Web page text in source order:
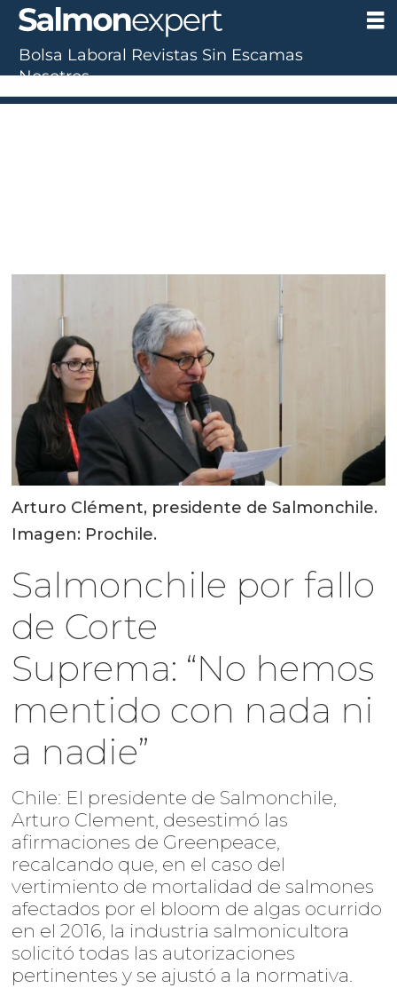
Arturo Clément, presidente de Salmonchile.
Imagen: Prochile.
Salmonchile por fallo
de Corte
Suprema: “No hemos
mentido con nada ni
a nadie”
Chile: El presidente de Salmonchile,
Arturo Clement, desestimó las
afirmaciones de Greenpeace,
recalcando que, en el caso del
vertimiento de mortalidad de salmones
afectados por el bloom de algas ocurrido
en el 2016, la industria salmonicultora
solicitó todas las autorizaciones
pertinentes y se ajustó a la normativa.
Bolsa Laboral Revistas Sin Escamas
Nosotros